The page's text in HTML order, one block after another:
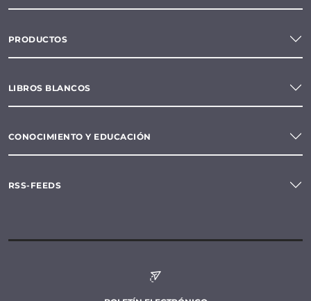
PRODUCTOS
LIBROS BLANCOS
CONOCIMIENTO Y EDUCACIÓN
RSS-FEEDS